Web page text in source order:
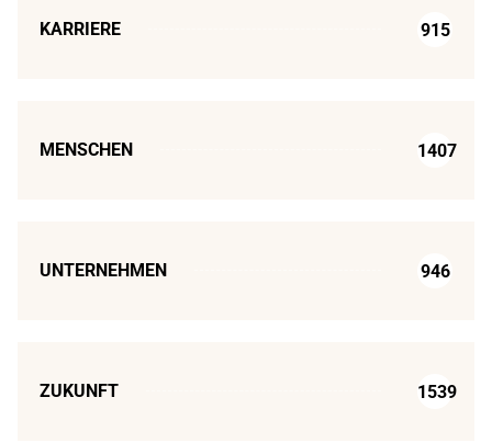
KARRIERE 915
MENSCHEN 1407
UNTERNEHMEN 946
ZUKUNFT 1539